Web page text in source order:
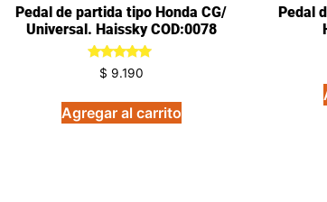
Pedal de partida tipo Honda CG/
Universal. Haissky COD:0078
Valorado
en
de 5
$ 9.190
Agregar al carrito
Pedal